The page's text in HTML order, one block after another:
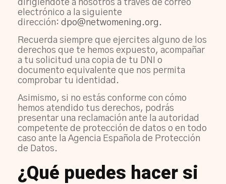
dirigiéndote a nosotros a través de correo
electrónico a la siguiente
dirección: dpo@netwomening.org .
Recuerda siempre que ejercites alguno de los
derechos que te hemos expuesto, acompañar
a tu solicitud una copia de tu DNI o
documento equivalente que nos permita
comprobar tu identidad.
Asimismo, si no estás conforme con cómo
hemos atendido tus derechos, podrás
presentar una reclamación ante la autoridad
competente de protección de datos o en todo
caso ante la Agencia Española de Protección
de Datos.
¿Qué puedes hacer si